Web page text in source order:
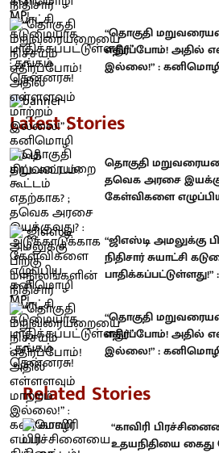
“தொகுதி
எதிர்ப்போம்! அதில்
இல்லை!” : கனிமொழி
Latest Stories
தொகுதி
தவெக அரசை
கேள்விகளை
“ஜிஎஸ்டி அமலுக்கு
நிதிசார் சுயாட்சி
“தொகுதி
எதிர்ப்போம்! அதில்
இல்லை!” : கனிமொழி
Related Stories
“காவிரி
உதயநிதியை கைது